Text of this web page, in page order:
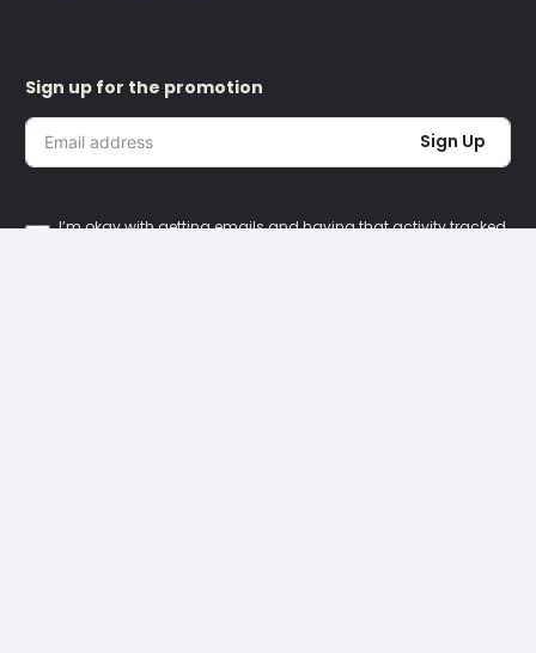
Sign up for the promotion
Sign Up
I’m okay with getting emails and having that activity tracked